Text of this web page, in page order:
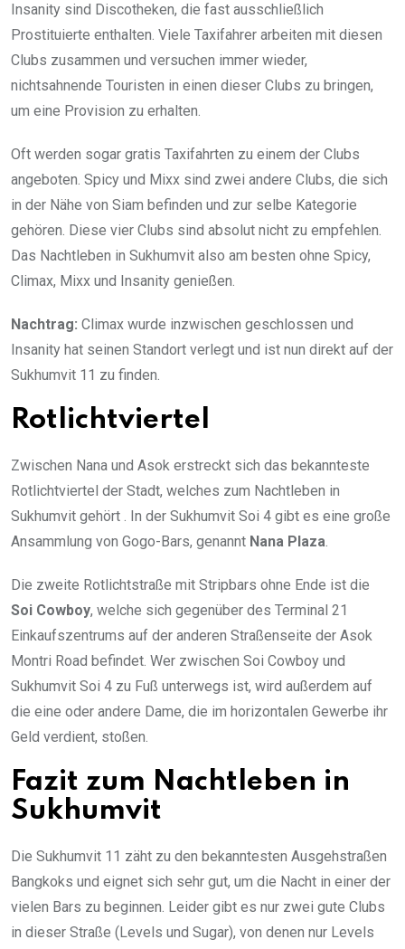
Insanity sind Discotheken, die fast ausschließlich
Prostituierte enthalten. Viele Taxifahrer arbeiten mit diesen
Clubs zusammen und versuchen immer wieder,
nichtsahnende Touristen in einen dieser Clubs zu bringen,
um eine Provision zu erhalten.
Oft werden sogar gratis Taxifahrten zu einem der Clubs
angeboten. Spicy und Mixx sind zwei andere Clubs, die sich
in der Nähe von Siam befinden und zur selbe Kategorie
gehören. Diese vier Clubs sind absolut nicht zu empfehlen.
Das Nachtleben in Sukhumvit also am besten ohne Spicy,
Climax, Mixx und Insanity genießen.
Nachtrag: Climax wurde inzwischen geschlossen und
Insanity hat seinen Standort verlegt und ist nun direkt auf der
Sukhumvit 11 zu finden.
Rotlichtviertel
Zwischen Nana und Asok erstreckt sich das bekannteste
Rotlichtviertel der Stadt, welches zum Nachtleben in
Sukhumvit gehört . In der Sukhumvit Soi 4 gibt es eine große
Ansammlung von Gogo-Bars, genannt Nana Plaza.
Die zweite Rotlichtstraße mit Stripbars ohne Ende ist die
Soi Cowboy, welche sich gegenüber des Terminal 21
Einkaufszentrums auf der anderen Straßenseite der Asok
Montri Road befindet. Wer zwischen Soi Cowboy und
Sukhumvit Soi 4 zu Fuß unterwegs ist, wird außerdem auf
die eine oder andere Dame, die im horizontalen Gewerbe ihr
Geld verdient, stoßen.
Fazit zum Nachtleben in
Sukhumvit
Die Sukhumvit 11 zäht zu den bekanntesten Ausgehstraßen
Bangkoks und eignet sich sehr gut, um die Nacht in einer der
vielen Bars zu beginnen. Leider gibt es nur zwei gute Clubs
in dieser Straße (Levels und Sugar), von denen nur Levels